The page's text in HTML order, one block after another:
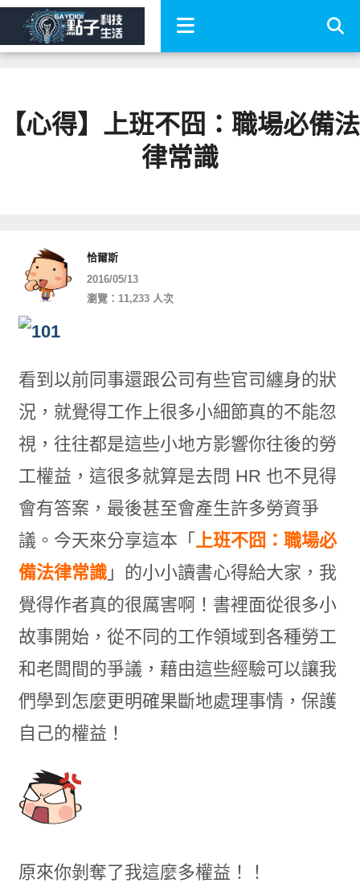
【心得】上班不囧：職場必備法
律常識
恰爾斯
2016/05/13
瀏覽：11,233 人次
看到以前同事還跟公司有些官司纏身的狀
況，就覺得工作上很多小細節真的不能忽
視，往往都是這些小地方影響你往後的勞
工權益，這很多就算是去問 HR 也不見得
會有答案，最後甚至會產生許多勞資爭
議。今天來分享這本「 上班不囧：職場必
備法律常識」的小小讀書心得給大家，我
覺得作者真的很厲害啊！書裡面從很多小
故事開始，從不同的工作領域到各種勞工
和老闆間的爭議，藉由這些經驗可以讓我
們學到怎麼更明確果斷地處理事情，保護
自己的權益！
原來你剝奪了我這麼多權益！！